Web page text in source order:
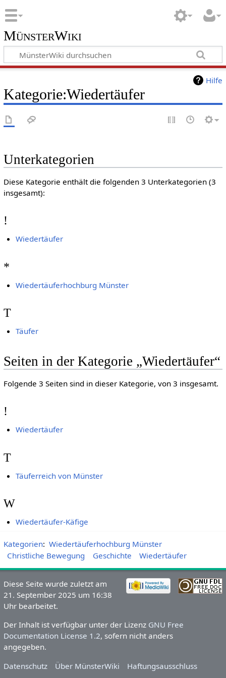
MünsterWiki
Hilfe
Kategorie:Wiedertäufer
Unterkategorien
Diese Kategorie enthält die folgenden 3 Unterkategorien (3
insgesamt):
!
Wiedertäufer
*
Wiedertäuferhochburg Münster
T
Täufer
Seiten in der Kategorie „Wiedertäufer“
Folgende 3 Seiten sind in dieser Kategorie, von 3 insgesamt.
!
Wiedertäufer
T
Täuferreich von Münster
W
Wiedertäufer-Käfige
Kategorien: Wiedertäuferhochburg Münster
Christliche Bewegung
Geschichte Wiedertäufer
Diese Seite wurde zuletzt am
21. September 2025 um 16:38
Uhr bearbeitet.
Der Inhalt ist verfügbar unter der Lizenz GNU Free
Documentation License 1.2, sofern nicht anders
angegeben.
Datenschutz
Über MünsterWiki Haftungsausschluss